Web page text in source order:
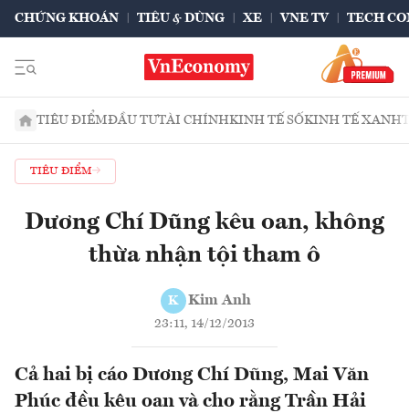
CHỨNG KHOÁN TIÊU & DÙNG XE VNE TV TECH
TIÊU ĐIỂMĐẦU TƯTÀI CHÍNHKINH TẾ SỐKINH TẾ XANH
TIÊU ĐIỂM
Dương Chí Dũng kêu oan, không
thừa nhận tội tham ô
K Kim Anh
23:11, 14/12/2013
Cả hai bị cáo Dương Chí Dũng, Mai Văn
Phúc đều kêu oan và cho rằng Trần Hải